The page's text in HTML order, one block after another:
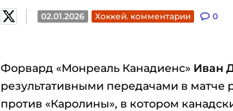
02.01.2026 Хоккей. комментарии 0
Форвард «Монреаль Канадиенс» Иван
результативными передачами в матче
против «Каролины», в котором